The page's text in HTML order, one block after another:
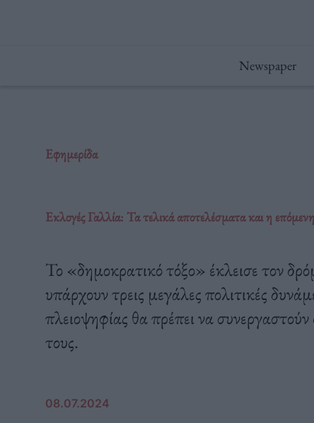
Newspaper
Εφημερίδα
Εκλογές Γαλλία: Τα τελικά αποτελέσματα και η
Το «δημοκρατικό τόξο» έκλεισε τον
υπάρχουν τρεις μεγάλες πολιτικές
πλειοψηφίας θα πρέπει να
τους.
08.07.2024